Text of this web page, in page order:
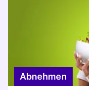
Abnehmen